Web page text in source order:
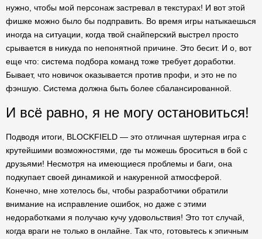
нужно, чтобы мой персонаж застревал в текстурах! И вот этой
фишке можно было бы подправить. Во время игры натыкаешься
иногда на ситуации, когда твой снайперский выстрел просто
срывается в никуда по непонятной причине. Это бесит. И о, вот
еще что: система подбора команд тоже требует доработки.
Бывает, что новичок оказывается против профи, и это не по
фэншую. Система должна быть более сбалансированной.
И всё равно, я не могу остановиться!
Подводя итоги, BLOCKFIELD — это отличная шутерная игра с
крутейшими возможностями, где ты можешь броситься в бой с
друзьями! Несмотря на имеющиеся проблемы и баги, она
подкупает своей динамикой и накуренной атмосферой.
Конечно, мне хотелось бы, чтобы разработчики обратили
внимание на исправление ошибок, но даже с этими
недоработками я получаю кучу удовольствия! Это тот случай,
когда враги не только в онлайне. Так что, готовьтесь к эпичным